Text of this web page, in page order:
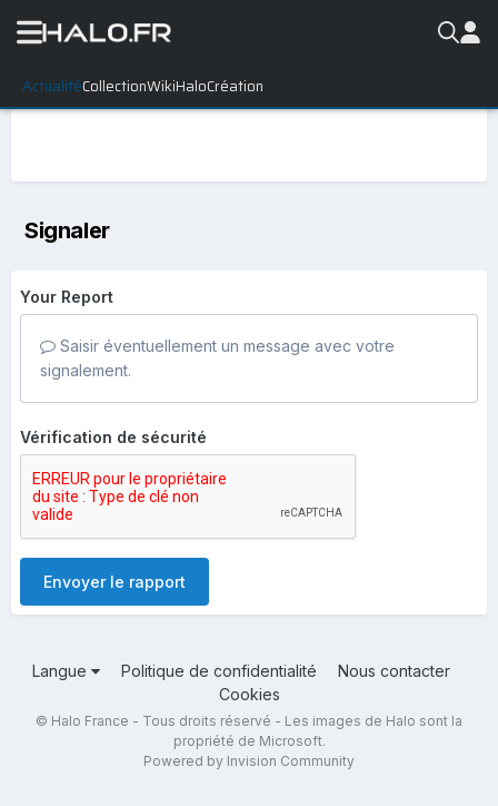
ActualitéCollectionWikiHaloCréation
Signaler
Your Report
Saisir éventuellement un message avec votre
signalement.
Vérification de sécurité
Envoyer le rapport
Langue Politique de confidentialité
Nous contacter
Cookies
© Halo France - Tous droits réservé - Les images de Halo sont la
propriété de Microsoft.
Powered by Invision Community